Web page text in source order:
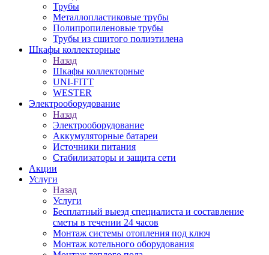
Трубы
Металлопластиковые трубы
Полипропиленовые трубы
Трубы из сшитого полиэтилена
Шкафы коллекторные
Назад
Шкафы коллекторные
UNI-FITT
WESTER
Электрооборудование
Назад
Электрооборудование
Аккумуляторные батареи
Источники питания
Стабилизаторы и защита сети
Акции
Услуги
Назад
Услуги
Бесплатный выезд специалиста и составление
сметы в течении 24 часов
Монтаж системы отопления под ключ
Монтаж котельного оборудования